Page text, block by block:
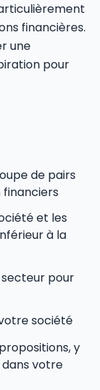
financières.
une
pour
de pairs
financiers
et les
à la
pour
société
y
votre